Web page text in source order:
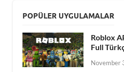
POPÜLER UYGULAMALAR
Roblox
Full
November